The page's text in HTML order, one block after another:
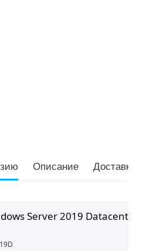
Описание Доставка и
Server 2019 Datacenter